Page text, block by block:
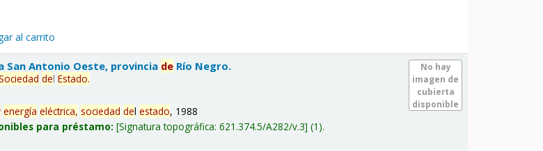
al carrito
No hay
imagen de
cubierta
disponible
Antonio Oeste, provincia de Río Negro.
delEstado.
energía eléctrica, sociedad delestado, 1988
para préstamo: Signatura topográfica:621.374.5/A282/v.3 (1).